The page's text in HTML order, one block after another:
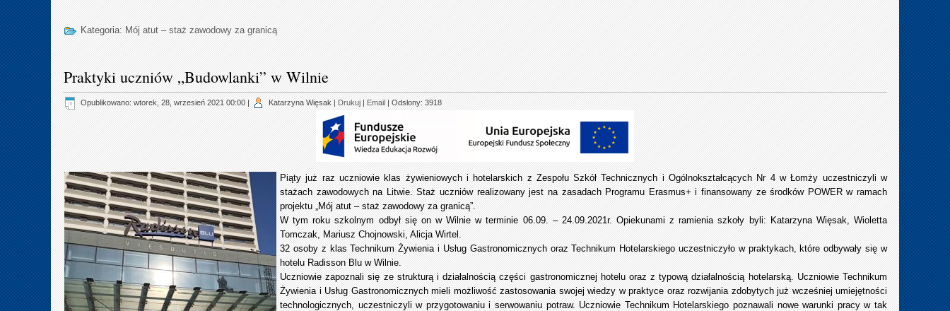
Kategoria: Mój atut – staż zawodowy za granicą
Praktyki uczniów „Budowlanki” w Wilnie
Opublikowano: wtorek, 28, wrzesień 2021 00:00 | Katarzyna Więsak | Drukuj | Email | Odsłony: 3918
Piąty już raz uczniowie klas żywieniowych i hotelarskich z Zespołu Szkół Technicznych i Ogólnokształcących Nr 4 w Łomży uczestniczyli w
stażach zawodowych na Litwie. Staż uczniów realizowany jest na zasadach Programu Erasmus+ i finansowany ze środków POWER w ramach
projektu „Mój atut – staż zawodowy za granicą”.
W tym roku szkolnym odbył się on w Wilnie w terminie 06.09. – 24.09.2021r. Opiekunami z ramienia szkoły byli: Katarzyna Więsak, Wioletta
Tomczak, Mariusz Chojnowski, Alicja Wirtel.
32 osoby z klas Technikum Żywienia i Usług Gastronomicznych oraz Technikum Hotelarskiego uczestniczyło w praktykach, które odbywały się w
hotelu Radisson Blu w Wilnie.
Uczniowie zapoznali się ze strukturą i działalnością części gastronomicznej hotelu oraz z typową działalnością hotelarską. Uczniowie Technikum
Żywienia i Usług Gastronomicznych mieli możliwość zastosowania swojej wiedzy w praktyce oraz rozwijania zdobytych już wcześniej umiejętności
technologicznych, uczestniczyli w przygotowaniu i serwowaniu potraw. Uczniowie Technikum Hotelarskiego poznawali nowe warunki pracy w tak